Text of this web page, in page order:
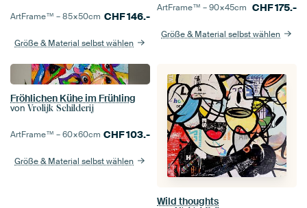
ArtFrame™ –85×50cm CHF146.-
Größe & Material selbst wählen
ArtFrame™ –90×45cm CHF175.-
Größe & Material selbst wählen
Fröhlichen Kühe im Frühling
von Vrolijk Schilderij
ArtFrame™ –60×60cm CHF103.-
Größe & Material selbst wählen
Wild thoughts